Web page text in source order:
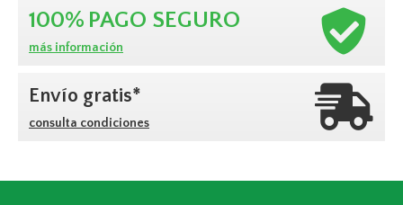
100% PAGO SEGURO
más información
Envío gratis*
consulta condiciones